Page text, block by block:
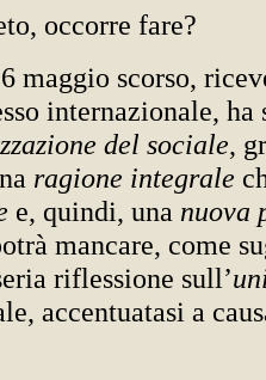
occorre fare?
maggio scorso,
internazionale,
del sociale,
ragione integrale
e, quindi, una nuova
mancare, come
riflessione sull’
accentuatasi a